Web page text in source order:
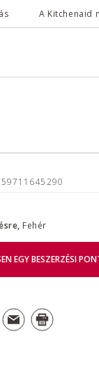
A Kitchenaid
Fehér
EGY BESZERZÉSI